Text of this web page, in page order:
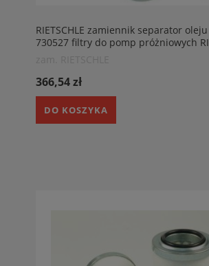
RIETSCHLE zamiennik separator oleju
730527 filtry do pomp próżniowych
366,54 zł
DO KOSZYKA